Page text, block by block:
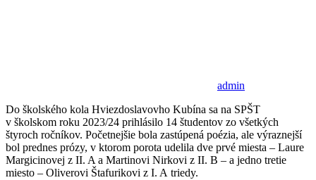
admin
Do školského kola Hviezdoslavovho Kubína sa na SPŠT
v školskom roku 2023/24 prihlásilo 14 študentov zo všetkých
štyroch ročníkov. Početnejšie bola zastúpená poézia, ale výraznejší
bol prednes prózy, v ktorom porota udelila dve prvé miesta – Laure
Margicinovej z II. A a Martinovi Nirkovi z II. B – a jedno tretie
miesto – Oliverovi Štafurikovi z I. A triedy.